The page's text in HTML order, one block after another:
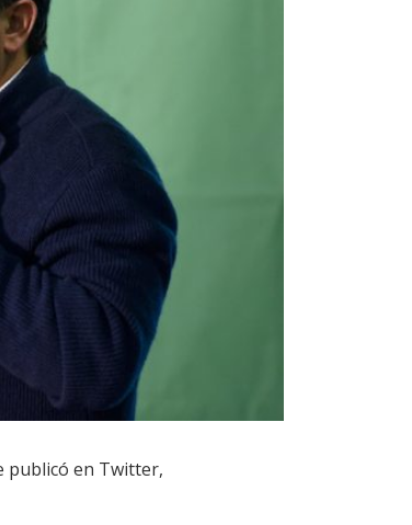
publicó en Twitter,